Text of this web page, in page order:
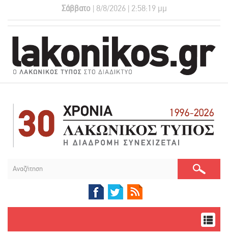
Σάββατο| 8/8/2026 | 2:58:21 μμ